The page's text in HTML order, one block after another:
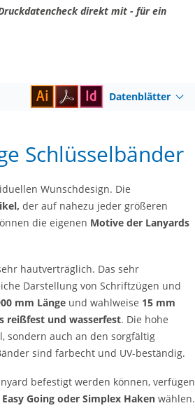
direkt mit - für ein
Datenblätter
Schlüsselbänder
Wunschdesign. Die
der auf nahezu jeder größeren
die eigenen Motive der Lanyards
hautverträglich. Das sehr
Darstellung von Schriftzügen und
mm Länge und wahlweise 15 mm
reißfest und wasserfest. Die hohe
sondern auch an den sorgfältig
sind farbecht und UV-beständig.
befestigt werden können, verfügen
Easy Going oder Simplex Haken wählen.